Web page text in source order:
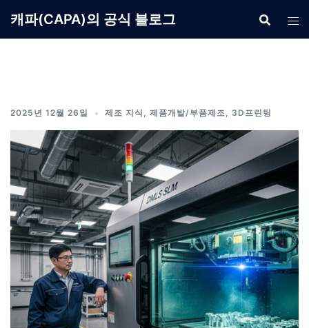
캐파(CAPA)의 공식 블로그
2025년 12월 26일 제조 지식 , 제품개발/부품제조, 3D프린팅